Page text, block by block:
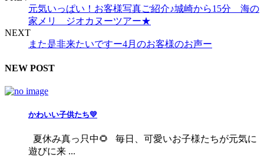
元気いっぱい！お客様写真ご紹介♪城崎から15分 海の
家メリ ジオカヌーツアー★
NEXT
また是非来たいですー4月のお客様のお声ー
NEW POST
かわいい子供たち💛
夏休み真っ只中🌻 毎日、可愛いお子様たちが元気に
遊びに来 ...